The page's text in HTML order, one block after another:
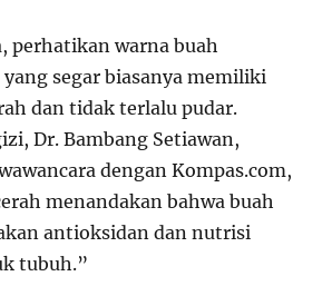
perhatikan warna buah
segar biasanya memiliki
dan tidak terlalu pudar.
Dr. Bambang Setiawan,
dengan Kompas.com,
menandakan bahwa buah
antioksidan dan nutrisi
tubuh.”